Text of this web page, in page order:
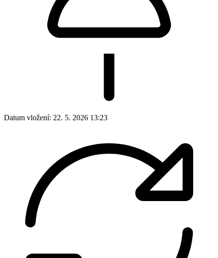
Datum vložení: 22. 5. 2026 13:23